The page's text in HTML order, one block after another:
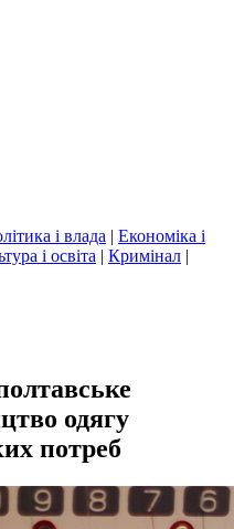
і влада | Економіка і
і освіта | Кримінал |
одягу
потреб